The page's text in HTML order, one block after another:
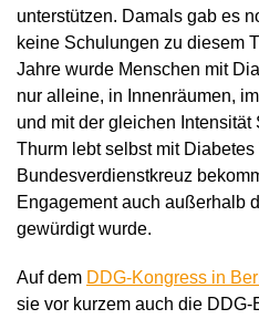
unterstützen. Damals gab es
keine Schulungen zu diesem
Jahre wurde Menschen mit
nur alleine, in Innenräumen,
und mit der gleichen Intensität
Thurm lebt selbst mit
Bundesverdienstkreuz
Engagement auch außerhalb
gewürdigt wurde.
Auf dem DDG-Kongress in
sie vor kurzem auch die